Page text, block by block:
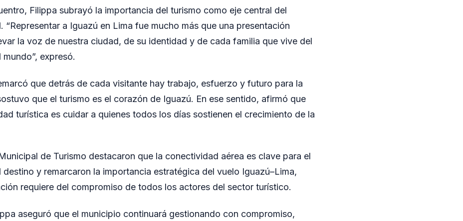
Filippa subrayó la importancia del turismo como eje central del
“Representar a Iguazú en Lima fue mucho más que una presentación
la voz de nuestra ciudad, de su identidad y de cada familia que vive del
expresó.
que detrás de cada visitante hay trabajo, esfuerzo y futuro para la
que el turismo es el corazón de Iguazú. En ese sentido, afirmó que
turística es cuidar a quienes todos los días sostienen el crecimiento de la
de Turismo destacaron que la conectividad aérea es clave para el
destino y remarcaron la importancia estratégica del vuelo Iguazú–Lima,
requiere del compromiso de todos los actores del sector turístico.
aseguró que el municipio continuará gestionando con compromiso,